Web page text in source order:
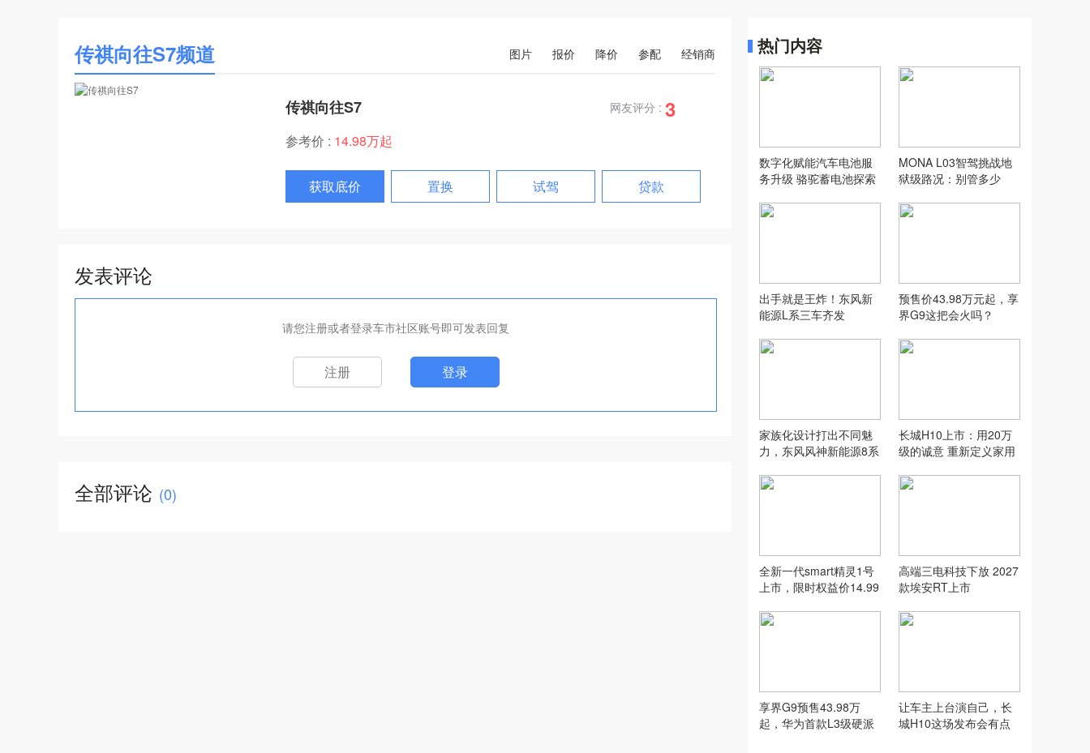
传祺向往S7频道 经销商
参配
降价
报价
图片
传祺向往S7 网友评分 : 3
参考价 : 14.98万起
获取底价 置换 试驾 贷款
发表评论
请您注册或者登录车市社区账号即可发表回复
注册 登录
全部评论 (0)
热门内容
数字化赋能汽车电池服
务升级 骆驼蓄电池探索
MONA L03智驾挑战地
狱级路况：别管多少
驾
出手就是王炸！东风新
能源L系三车齐发
预售价43.98万元起，享
界G9这把会火吗？
家族化设计打出不同魅
力，东风风神新能源8系
长城H10上市：用20万
级的诚意 重新定义家用
全新一代smart精灵1号
上市，限时权益价14.99
高端三电科技下放 2027
款埃安RT上市
享界G9预售43.98万
起，华为首款L3级硬派
让车主上台演自己，长
城H10这场发布会有点